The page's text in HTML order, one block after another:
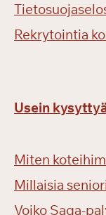
Rekrytointia
Usein
Miten
Millaisia
Voiko Saga-